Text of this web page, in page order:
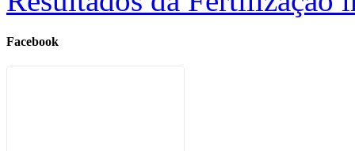
Facebook